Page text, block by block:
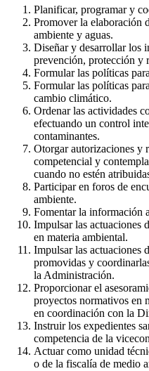
Planificar, programar y
Promover la elaboración
ambiente y aguas.
Diseñar y desarrollar los
prevención, protección y
Formular las políticas
Formular las políticas
cambio climático.
Ordenar las actividades
efectuando un control
contaminantes.
Otorgar autorizaciones y
competencial y
cuando no estén
Participar en foros de
ambiente.
Fomentar la información
Impulsar las actuaciones
en materia ambiental.
Impulsar las actuaciones
promovidas y
la Administración.
Proporcionar el
proyectos normativos en
en coordinación con la
Instruir los expedientes
competencia de la
Actuar como unidad
o de la fiscalía de medio